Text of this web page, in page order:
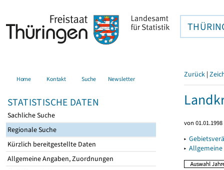
Home Kontakt Suche Newsletter
STATISTISCHE DATEN
Sachliche Suche
Regionale Suche
Kürzlich bereitgestellte Daten
Allgemeine Angaben, Zuordnungen
Zurück |
von
▸
▸